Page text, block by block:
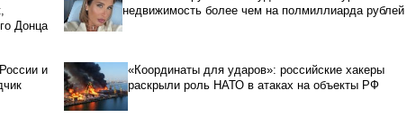
Донца
недвижимость более чем на полмиллиарда рублей
и
«Координаты для ударов»: российские хакеры
раскрыли роль НАТО в атаках на объекты РФ